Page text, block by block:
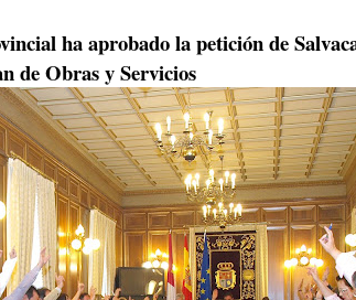
ha aprobado la petición de
de Obras y Servicios